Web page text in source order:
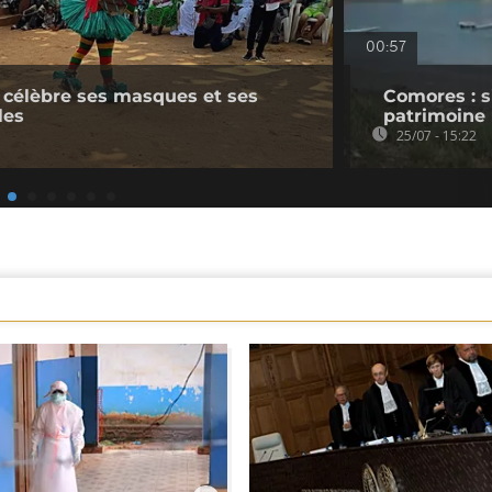
ses masques et ses
00:57
Comores :
patrimoine
25/07 - 15:22